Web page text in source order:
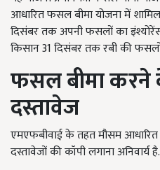
आधारित फसल बीमा योजना में
दिसंबर तक अपनी फसलों का
किसान31दिसंबर तक रबी की
फसल बीमा
दस्तावेज
एमएफबीवाई के तहत मौसम
दस्तावेजों की कॉपी लगाना अनिवार्य है.